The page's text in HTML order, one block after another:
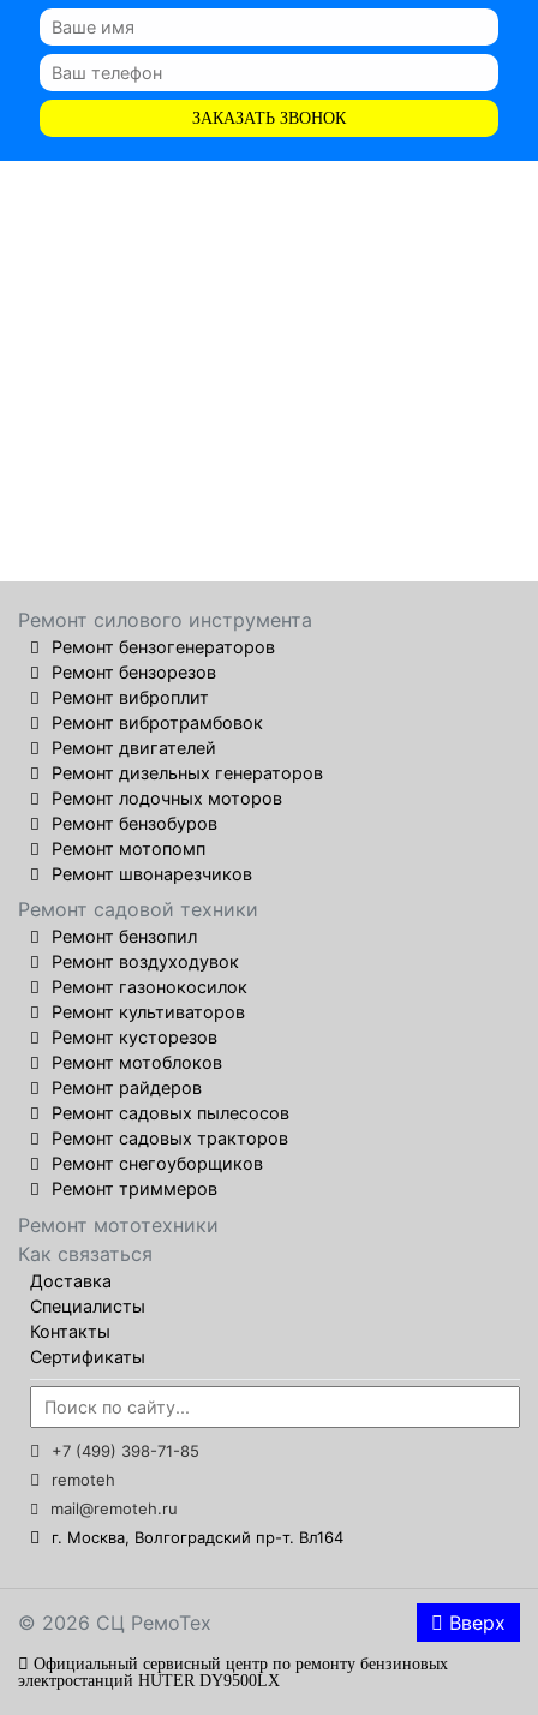
ЗАКАЗАТЬ ЗВОНОК
Ремонт силового инструмента
Ремонт бензогенераторов
Ремонт бензорезов
Ремонт виброплит
Ремонт вибротрамбовок
Ремонт двигателей
Ремонт дизельных генераторов
Ремонт лодочных моторов
Ремонт бензобуров
Ремонт мотопомп
Ремонт швонарезчиков
Ремонт садовой техники
Ремонт бензопил
Ремонт воздуходувок
Ремонт газонокосилок
Ремонт культиваторов
Ремонт кусторезов
Ремонт мотоблоков
Ремонт райдеров
Ремонт садовых пылесосов
Ремонт садовых тракторов
Ремонт снегоуборщиков
Ремонт триммеров
Ремонт мототехники
Как связаться
Доставка
Специалисты
Контакты
Сертификаты
+7 (499) 398-71-85
remoteh
mail@remoteh.ru
г. Москва, Волгоградский пр-т. Вл164
© 2026 СЦ РемоТех Вверх
Официальный сервисный центр по ремонту бензиновых
электростанций HUTER DY9500LX